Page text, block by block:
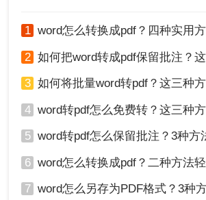
1 word怎么转换成pdf？四种实用方法对比与实操指
2 如何把word转成pdf保留批注？这三种
3 如何将批量word转pdf？这三种方法都可
4 word转pdf怎么免费转？这三种
5 word转pdf怎么保留批注？3种方法
6 word怎么转换成pdf？二种方法轻
7 word怎么另存为PDF格式？3种方法